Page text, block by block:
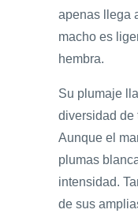
apenas llega
macho es
hembra.
Su plumaje
diversidad de
Aunque el
plumas
intensidad.
de sus